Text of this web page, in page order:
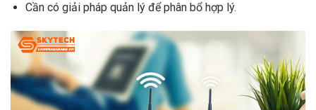
Cần có giải pháp quản lý để phân bổ hợp lý.